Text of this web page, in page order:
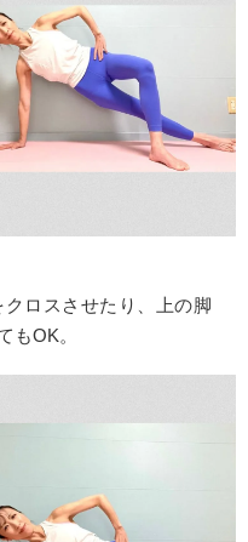
ロスさせたり、上の脚
もOK。